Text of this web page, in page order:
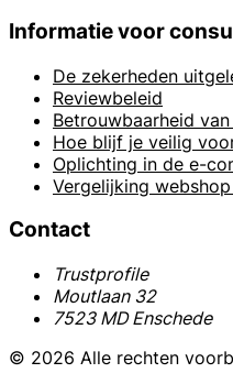
Informatie voor
De zekerheden
Reviewbeleid
Betrouwbaarheid
Hoe blijf je veilig
Oplichting in de e-
Vergelijking
Contact
Trustprofile
Moutlaan 32
7523 MD Enschede
© 2026 Alle rechten